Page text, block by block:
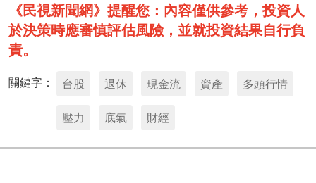
《民視新聞網》提醒您：內容僅供參考，投資人
於決策時應審慎評估風險，並就投資結果自行負
責。
關鍵字： 台股 退休 現金流 資產 多頭行情
壓力 底氣 財經